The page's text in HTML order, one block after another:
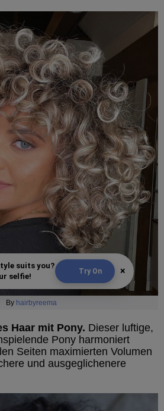
suits you?
selfie!
Try On ×
By hairbyreema
Haar mit Pony. Dieser luftige,
Pony harmoniert
Seiten maximierten Volumen
und ausgeglichenere